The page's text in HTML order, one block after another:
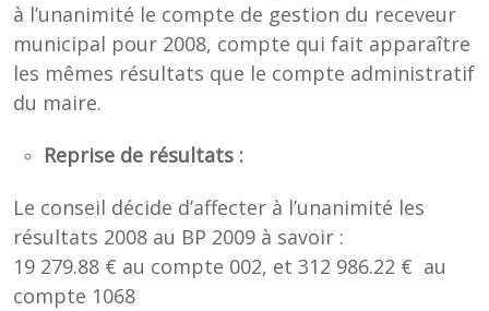
à l’unanimité le compte de gestion du receveur
municipal pour 2008, compte qui fait apparaître
les mêmes résultats que le compte administratif
du maire.
Reprise de résultats :
Le conseil décide d’affecter à l’unanimité les
résultats 2008 au BP 2009 à savoir :
19 279.88 € au compte 002, et 312 986.22 € au
compte 1068